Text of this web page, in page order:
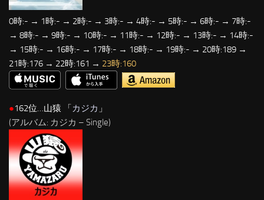
0時:- → 1時:- → 2時:- → 3時:- → 4時:- → 5時:- → 6時:- → 7時:-
→ 8時:- → 9時:- → 10時:- → 11時:- → 12時:- → 13時:- → 14時:-
→ 15時:- → 16時:- → 17時:- → 18時:- → 19時:- → 20時:189 →
21時:176 → 22時:161 → 23時:160
●162位…山猿 「カジカ 」
(アルバム: カジカ – Single)